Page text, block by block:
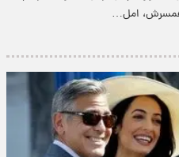
همسرش، امل…